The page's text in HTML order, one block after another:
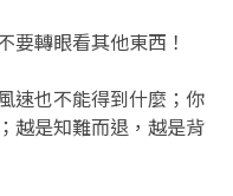
要轉眼看其他東西！
速也不能得到什麼；你
越是知難而退，越是背